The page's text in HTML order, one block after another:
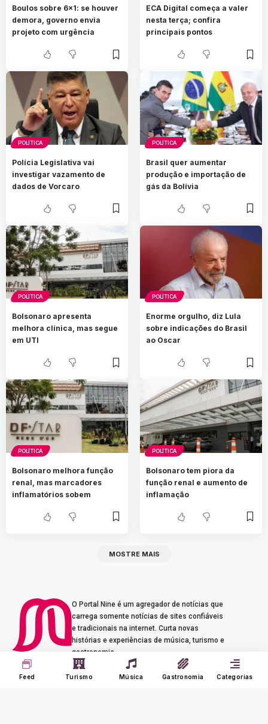
Boulos sobre 6×1: se houver
demora, governo envia
projeto com urgência
ECA Digital começa a valer
nesta terça; confira
principais pontos
POLÍTICA
Polícia Legislativa vai
investigar vazamento de
dados de Vorcaro
POLÍTICA
Brasil quer aumentar
produção e importação de
gás da Bolívia
POLÍTICA
Bolsonaro apresenta
melhora clínica, mas segue
em UTI
POLÍTICA
Enorme orgulho, diz Lula
sobre indicações do Brasil
ao Oscar
POLÍTICA
Bolsonaro melhora função
renal, mas marcadores
inflamatórios sobem
POLÍTICA
Bolsonaro tem piora da
função renal e aumento de
inflamação
MOSTRE MAIS
O Portal Nine é um agregador de notícias que
carrega somente notícias de sites confiáveis
e tradicionais na internet. Curta novas
histórias e experiências de música, turismo e
gastronomia.
Seus Interesses Sobre o Nine
Feed Turismo Música Gastronomia Categorias